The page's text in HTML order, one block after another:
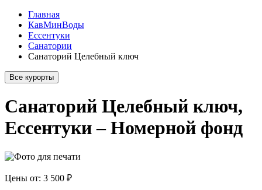
Главная
КавМинВоды
Ессентуки
Санатории
Санаторий Целебный ключ
Все курорты
Санаторий Целебный ключ,
Ессентуки – Номерной фонд
Цены от: 3 500 ₽